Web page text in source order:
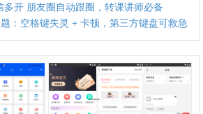
多开 朋友圈自动跟圈，转课讲师必备
：空格键失灵 + 卡顿，第三方键盘可救急